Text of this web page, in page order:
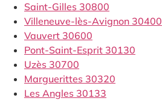
Saint-Gilles 30800
Villeneuve-lès-Avignon 30400
Vauvert 30600
Pont-Saint-Esprit 30130
Uzès 30700
Marguerittes 30320
Les Angles 30133